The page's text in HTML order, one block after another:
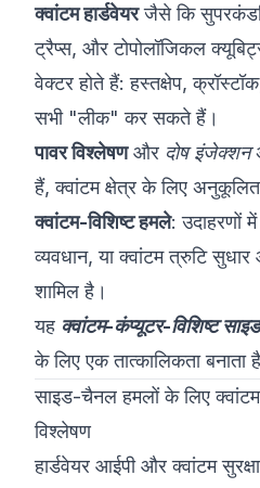
क्वांटम हार्डवेयरजैसे कि
ट्रैप्स, और टोपोलॉजिकल
वेक्टर होते हैं: हस्तक्षेप,
सभी "लीक" कर सकते हैं।
पावर विश्लेषणऔर दोष इंजेक्शन
हैं, क्वांटम क्षेत्र के लिए
क्वांटम-विशिष्ट हमले: उदाहरणों
व्यवधान, या क्वांटम त्रुटि
शामिल है।
यह क्वांटम-कंप्यूटर-विशिष्ट
के लिए एक तात्कालिकता बनाता
साइड-चैनल हमलों के लिए
विश्लेषण
हार्डवेयर आईपी और क्वांटम सुरक्षा